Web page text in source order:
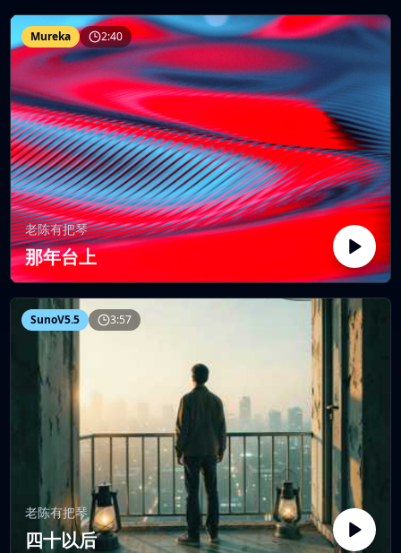
Mureka 2:40
老陈有把琴
那年台上
SunoV5.5 3:57
老陈有把琴
四十以后